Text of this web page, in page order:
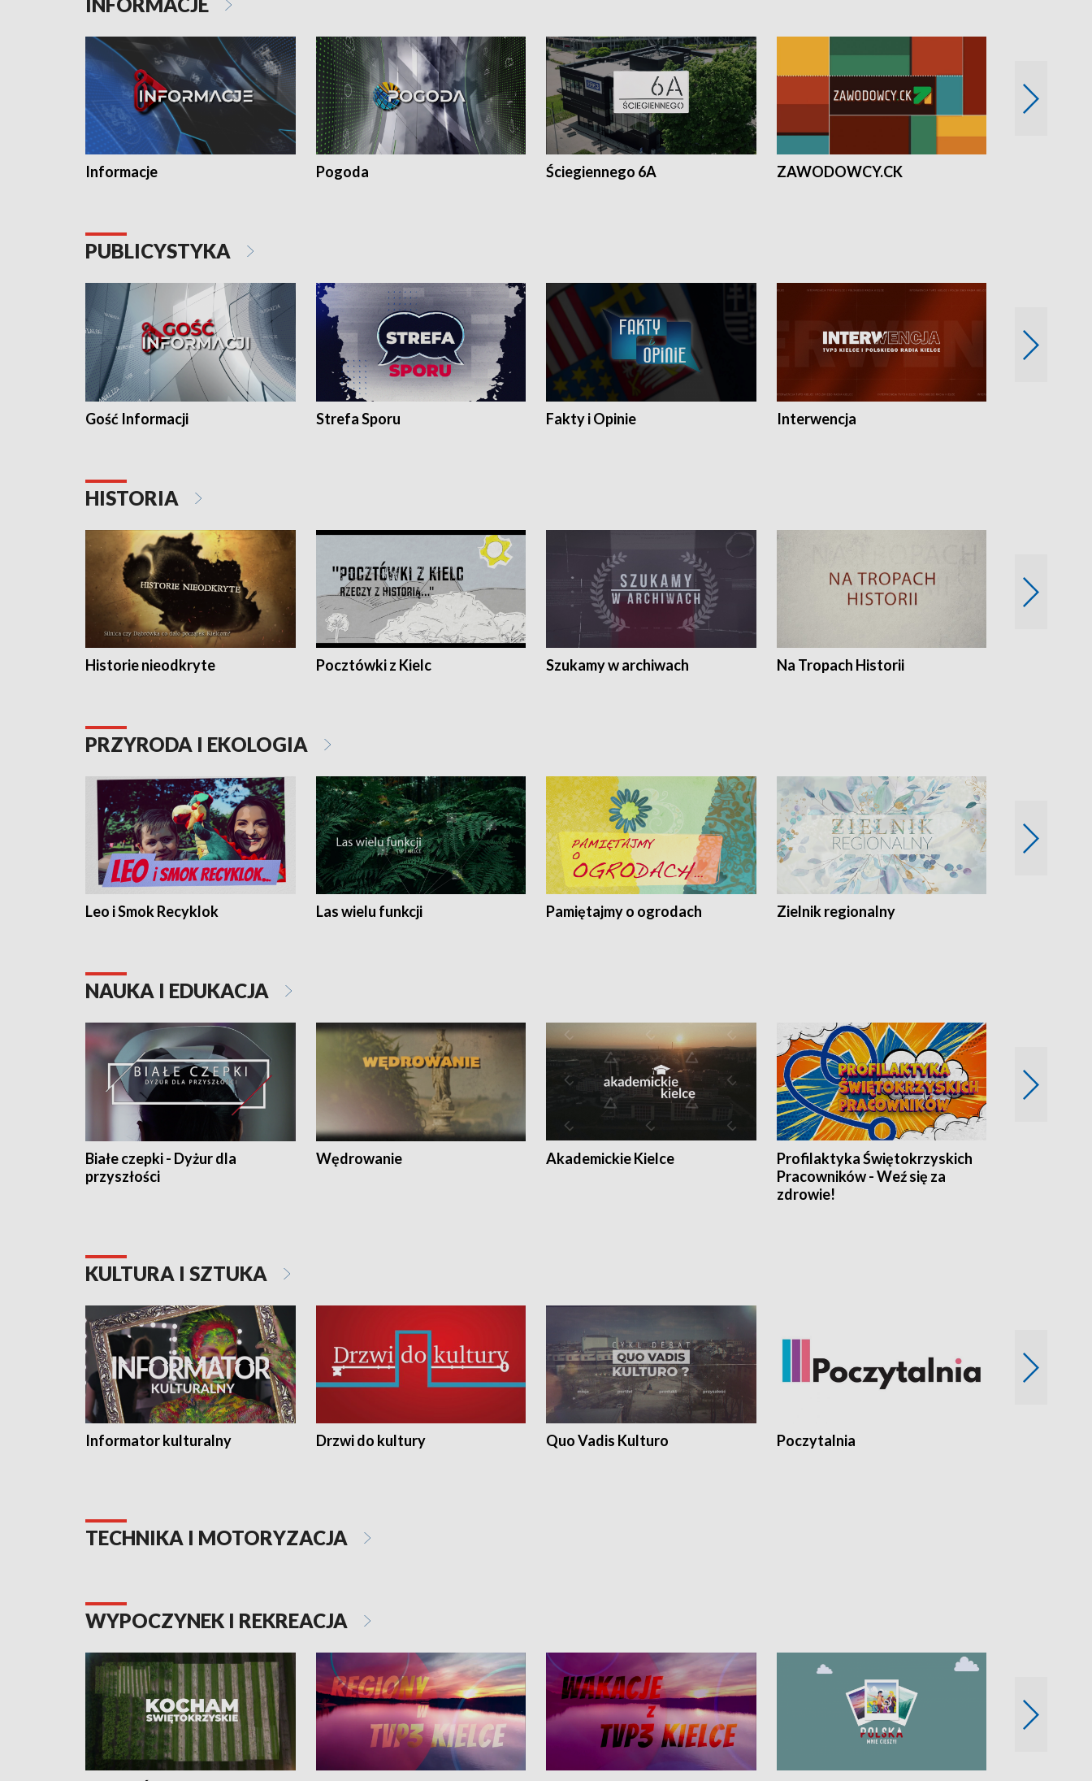
Informacje Pogoda Ściegiennego 6A ZAWODOWCY.CK
PUBLICYSTYKA
Gość Informacji Strefa Sporu Fakty i Opinie Interwencja
HISTORIA
Historie nieodkryte Pocztówki z Kielc Szukamy w archiwach Na Tropach Historii
PRZYRODA I EKOLOGIA
Leo i Smok Recyklok Las wielu funkcji Pamiętajmy o ogrodach Zielnik regionalny
NAUKA I EDUKACJA
Białe czepki - Dyżur dla
przyszłości
Wędrowanie Akademickie Kielce
Profilaktyka Świętokrzyskich
Pracowników - Weź się za
zdrowie!
KULTURA I SZTUKA
Informator kulturalny Drzwi do kultury Quo Vadis Kulturo Poczytalnia
TECHNIKA I MOTORYZACJA
WYPOCZYNEK I REKREACJA